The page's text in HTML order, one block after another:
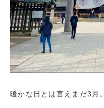
暖かな日とは言えまだ3月。